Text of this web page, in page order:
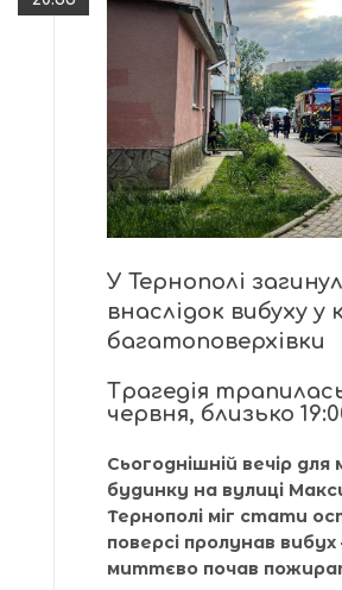
У Тернополі
внаслідок вибуху у
багатоповерхівки
Трагедія
червня, близько
Сьогоднішній вечір для
будинку на вулиці
Тернополі міг стати
поверсі пролунав вибух
миттєво почав